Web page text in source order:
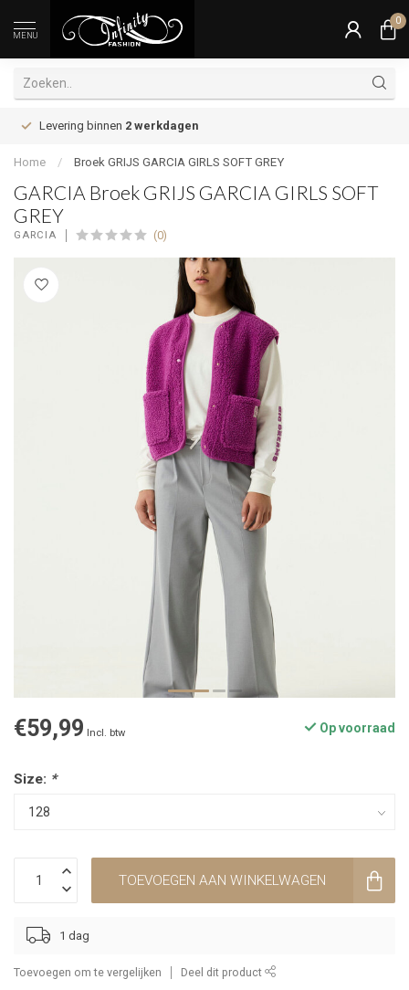
MENU
0
Levering binnen 2 werkdagen
Home / Broek GRIJS GARCIA GIRLS SOFT GREY
GARCIA Broek GRIJS GARCIA GIRLS SOFT
GREY
GARCIA (0)
€59,99 Incl. btw Op voorraad
Size: *
TOEVOEGEN AAN WINKELWAGEN
1 dag
Toevoegen om te vergelijken Deel dit product